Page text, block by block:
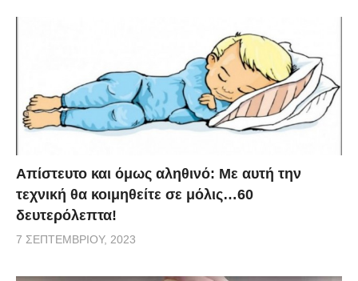
Απίστευτο και όμως αληθινό: Με αυτή την
τεχνική θα κοιμηθείτε σε μόλις…60
δευτερόλεπτα!
7 ΣΕΠΤΕΜΒΡΊΟΥ, 2023